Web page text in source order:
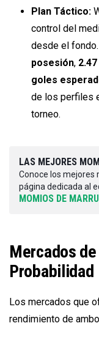
Plan Táctico:
control del
desde el
posesión,
goles
de los perfiles
torneo.
LAS MEJORES
Conoce los mejores
página dedicada al
MOMIOS DE
Mercados
Probabilidad
Los mercados que
rendimiento de